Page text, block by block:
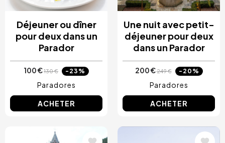
Déjeuner ou dîner
pour deux dans un
Parador
100 €130 € -23%
Paradores
ACHETER
Une nuit avec petit-
déjeuner pour deux
dans un Parador
200 €249 € -20%
Paradores
ACHETER